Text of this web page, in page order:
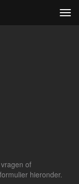
of
hieronder.